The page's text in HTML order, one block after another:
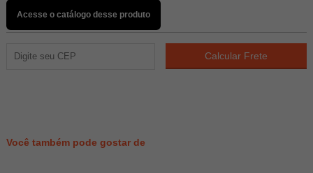
Acesse o catálogo desse produto
Você também pode gostar de